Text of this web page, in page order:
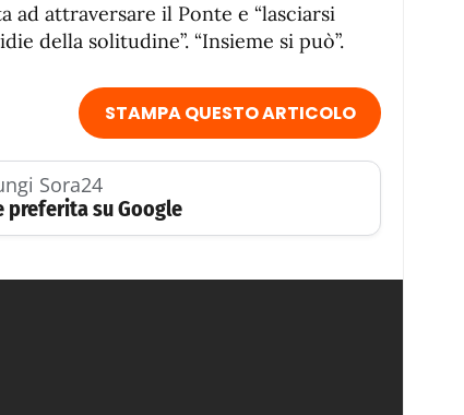
ad attraversare il Ponte e “lasciarsi
della solitudine”. “Insieme si può”.
STAMPA QUESTO ARTICOLO
Sora24
preferita su Google